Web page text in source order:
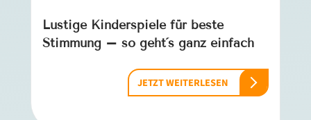
Lustige Kinderspiele für beste
Stimmung – so geht´s ganz einfach
JETZT WEITERLESEN